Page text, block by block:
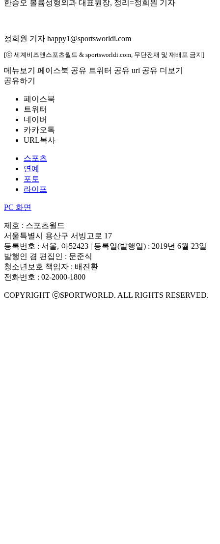
한승오 볼륨성형외과 대표원장, 정리=정희원 기자
정희원 기자 happy1@sportsworldi.com
[ⓒ 세계비즈앤스포츠월드 & sportsworldi.com, 무단전재 및 재배포 금지]
메뉴보기 페이스북 공유 트위터 공유 url 공유 더보기
공유하기
페이스북
트위터
네이버
카카오톡
URL복사
스포츠
연예
포토
라이프
PC 화면
제호 : 스포츠월드
서울특별시 용산구 서빙고로 17
등록번호 : 서울, 아52423 | 등록일(발행일) : 2019년 6월 23일
발행인 겸 편집인 : 문준식
청소년보호 책임자 : 배진환
전화번호 : 02-2000-1800
COPYRIGHT ⓒSPORTWORLD. ALL RIGHTS RESERVED.